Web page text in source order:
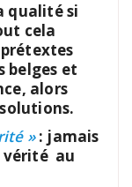
qualité si
cela
belges et
alors
»: jamais
vérité au